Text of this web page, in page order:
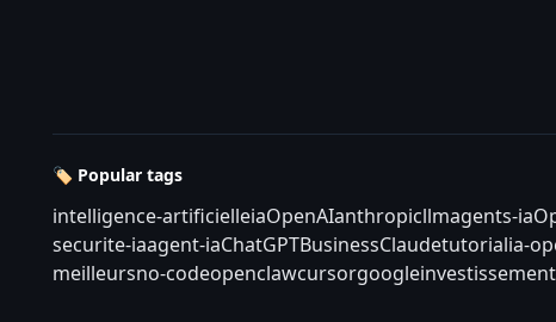
🏷️ Popular tags
intelligence-artificielleiaOpenAIanthropicllmagents-ia
securite-iaagent-iaChatGPTBusinessClaudetutorialia-
meilleursno-codeopenclawcursorgoogle